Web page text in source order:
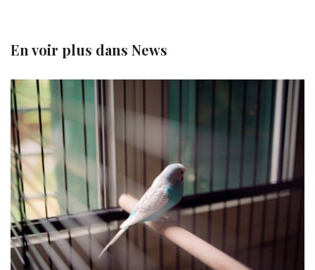
En voir plus dans News